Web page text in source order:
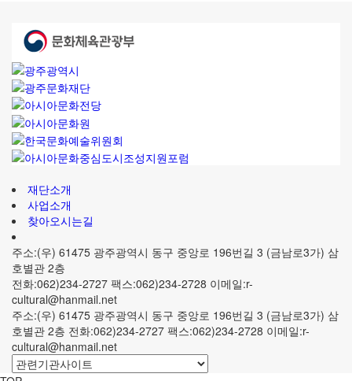
재단소개
사업소개
찾아오시는길
주소:(우) 61475 광주광역시 동구 중앙로 196번길 3 (금남로3가) 삼
호별관 2층
전화:062)234-2727 팩스:062)234-2728 이메일:r-
cultural@hanmail.net
주소:(우) 61475 광주광역시 동구 중앙로 196번길 3 (금남로3가) 삼
호별관 2층 전화:062)234-2727 팩스:062)234-2728 이메일:r-
cultural@hanmail.net